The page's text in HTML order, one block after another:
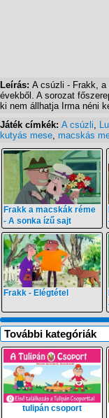
Leírás: A csúzli - Frakk, a
évekből. A sorozat
ki nem állhatja Irma néni
Játék címkék: A csúzli,
kutyás mese, macskás
Frakk a macskák réme
- A sonka ízű sajt
Frakk - Elégtétel
További kategóriák
tulipán csoport